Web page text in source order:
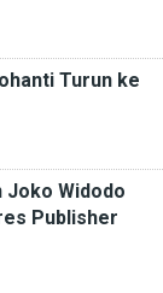
Turun ke
Joko Widodo
Publisher